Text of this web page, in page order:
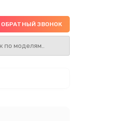
ОБРАТНЫЙ ЗВОНОК